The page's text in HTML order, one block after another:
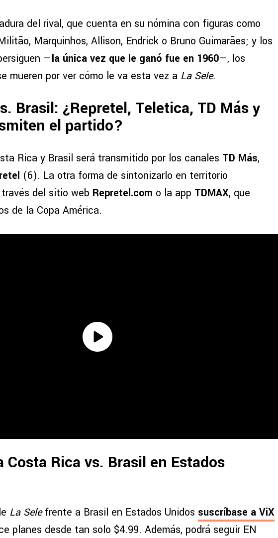
del rival, que cuenta en su nómina con figuras como
Marquinhos, Allison, Endrick o Bruno Guimarães; y los
—la única vez que le ganó fue en 1960—, los
mueren por ver cómo le va esta vez a La Sele.
Brasil: ¿Repretel, Teletica, TD Más y
el partido?
Rica y Brasil será transmitido por los canales TD Más,
(6). La otra forma de sintonizarlo en territorio
del sitio web Repretel.com o la app TDMAX, que
de la Copa América.
Costa Rica vs. Brasil en Estados
La Selefrente a Brasil en Estados Unidos suscríbase a ViX
planes desde tan solo $4.99. Además, podrá seguir EN